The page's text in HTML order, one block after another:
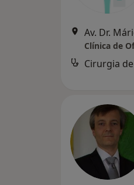
Av. Dr.
Clínica de
Cirurgia